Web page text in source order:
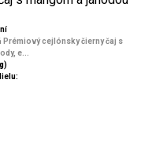
cejlónsky čierny čaj s
e...